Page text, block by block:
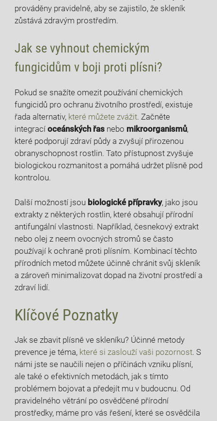
prováděny pravidelně, aby se zajistilo, že skleník
zůstává zdravým prostředím.
Jak ​se⁤ vyhnout chemickým
fungicidům v boji proti⁢ plísni?
Pokud se snažíte omezit používání chemických
fungicidů pro ochranu životního prostředí, existuje
řada ‍alternativ, které můžete zvážit. Začněte
integrací oceánských řas nebo mikroorganismů,
které podporují zdraví půdy a zvyšují přirozenou
obranyschopnost rostlin. Tato přístupnost zvyšuje
biologickou rozmanitost‌ a pomáhá udržet plísně pod
kontrolou.
Další možností jsou biologické přípravky, jako jsou
extrakty z některých ​rostlin, které ​obsahují přírodní
antifungální vlastnosti. ⁢Například, česnekový extrakt
nebo olej z neem⁤ ovocných ​stromů se často
používají k ochraně proti plísním. Kombinací těchto
přírodních metod můžete účinně chránit svůj skleník
a⁤ zároveň minimalizovat dopad na životní prostředí a
zdraví lidí.​
Klíčové Poznatky
Jak se zbavit plísně ve ‍skleníku? Účinné⁣ metody
prevence je téma, které si zaslouží vaši pozornost. S
námi​ jste se naučili nejen o příčinách⁢ vzniku plísní,
ale také o efektivních ⁢metodách,⁣ jak s tímto
problémem bojovat a předejít mu v budoucnu. Od
pravidelného​ větrání po osvědčené přírodní
prostředky, máme pro vás řešení, ⁢které se osvědčila